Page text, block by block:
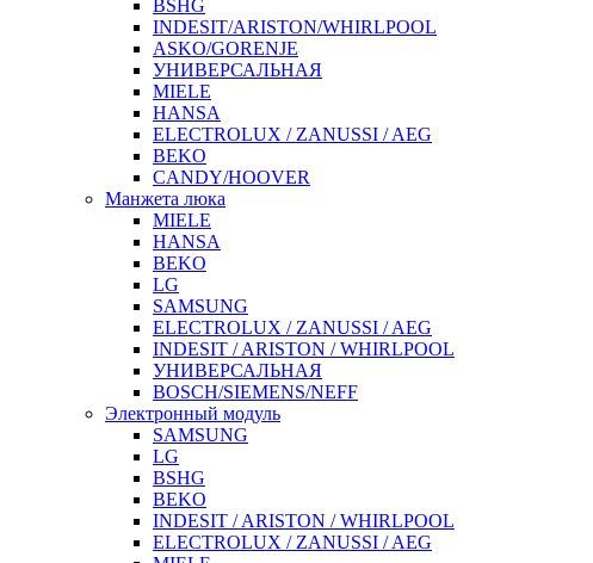
BSHG
INDESIT/ARISTON/WHIRLPOOL
ASKO/GORENJE
УНИВЕРСАЛЬНАЯ
MIELE
HANSA
ELECTROLUX / ZANUSSI / AEG
BEKO
CANDY/HOOVER
Манжета люка
MIELE
HANSA
BEKO
LG
SAMSUNG
ELECTROLUX / ZANUSSI / AEG
INDESIT / ARISTON / WHIRLPOOL
УНИВЕРСАЛЬНАЯ
BOSCH/SIEMENS/NEFF
Электронный модуль
SAMSUNG
LG
BSHG
BEKO
INDESIT / ARISTON / WHIRLPOOL
ELECTROLUX / ZANUSSI / AEG